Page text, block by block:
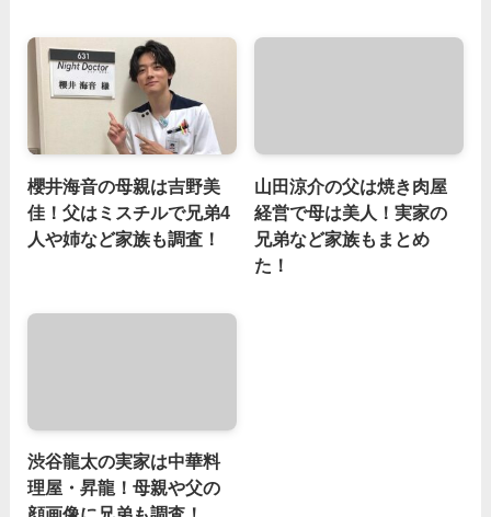
櫻井海音の母親は吉野美
佳！父はミスチルで兄弟4
人や姉など家族も調査！
山田涼介の父は焼き肉屋
経営で母は美人！実家の
兄弟など家族もまとめ
た！
渋谷龍太の実家は中華料
理屋・昇龍！母親や父の